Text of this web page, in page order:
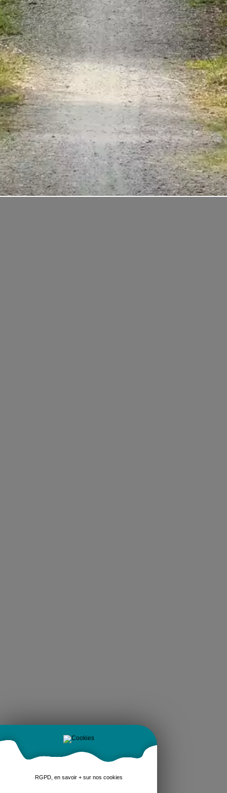
RGPD, en savoir + sur nos cookies